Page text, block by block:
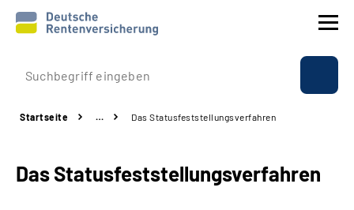
Prävention
Rente
Startseite … Das Statusfeststellungs­verfahren
Das Statusfeststellungs­verfahren